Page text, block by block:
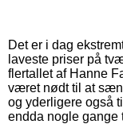
Det er i dag
laveste priser på
flertallet af Hanne
været nødt til at
og yderligere også
endda nogle gange